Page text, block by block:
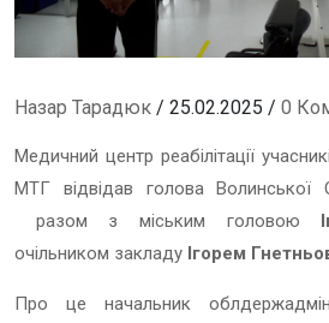
Назар Тарадюк / 25.02.2025 / 0
Медичний центр реабілітації
МТГ відвідав голова Волинської
разом з міським головою
очільником закладу Ігорем
Про це начальник